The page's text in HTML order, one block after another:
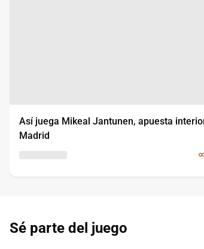
Así juega Mikeal Jantunen, apuesta
Madrid
Sé parte del juego